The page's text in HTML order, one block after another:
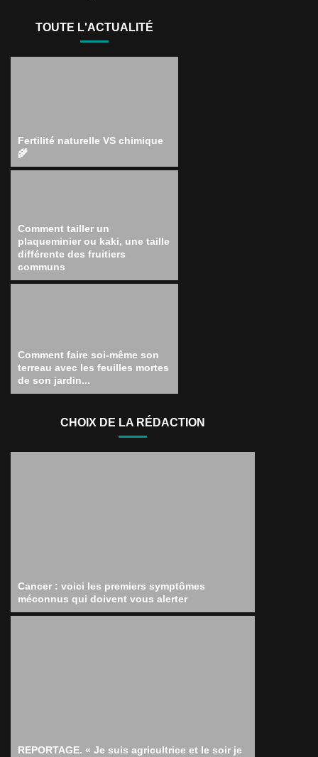
TOUTE L'ACTUALITÉ
Fertilité naturelle VS chimique
🌾
Comment tailler un
plaqueminier ou kaki, une taille
différente des fruitiers
communs
Comment faire soi-même son
terreau avec les feuilles mortes
de son jardin...
CHOIX DE LA RÉDACTION
Cancer : voici les premiers symptômes
méconnus qui doivent vous alerter
REPORTAGE. « Je suis agricultrice et le soir je